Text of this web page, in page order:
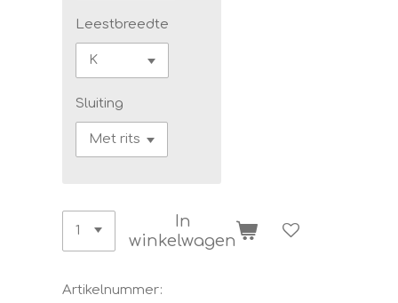
Leestbreedte
Sluiting
In
winkelwagen
Artikelnummer: